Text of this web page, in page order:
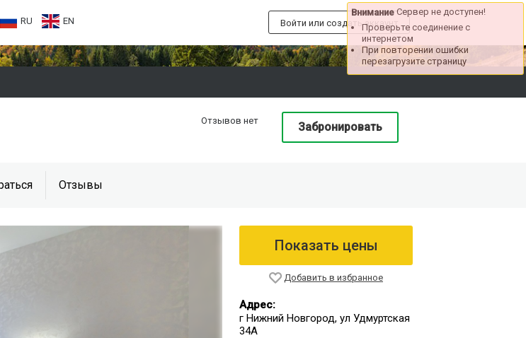
Внимание Сервер не доступен!
Проверьте соединение с
интернетом
При повторении ошибки
перезагрузите страницу
RU EN Войти или создать аккаунт
Отзывов нет Забронировать
Отзывы
Показать цены
Добавить в избранное
Адрес:
г Нижний Новгород, ул Удмуртская
34А